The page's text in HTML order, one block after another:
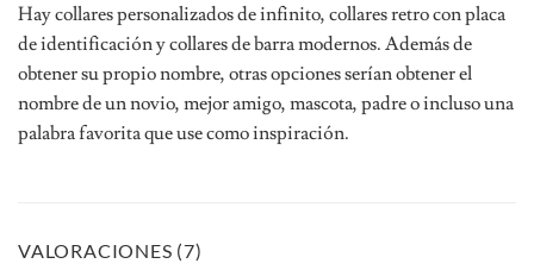
Hay collares personalizados de infinito, collares retro con placa
de identificación y collares de barra modernos. Además de
obtener su propio nombre, otras opciones serían obtener el
nombre de un novio, mejor amigo, mascota, padre o incluso una
palabra favorita que use como inspiración.
VALORACIONES (7)